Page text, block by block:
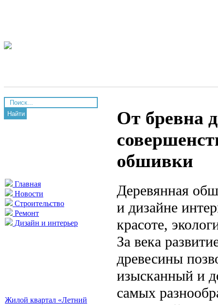
Найти
Главная
Новости
Строительство
Ремонт
Дизайн и интерьер
Жилой квартал «Летний
От бревна
обшивки
Деревянная
и дизайне
красоте,
За века
древесины
изысканный и
самых